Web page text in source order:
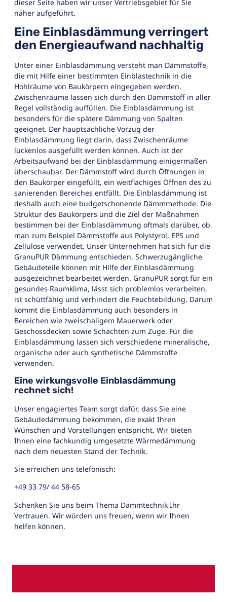
dieser Seite haben wir unser Vertriebsgebiet für Sie
näher aufgeführt.
Eine Einblasdämmung verringert
den Energieaufwand nachhaltig
Unter einer Einblasdämmung versteht man Dämmstoffe,
die mit Hilfe einer bestimmten Einblastechnik in die
Hohlräume von Baukörpern eingegeben werden.
Zwischenräume lassen sich durch den Dämmstoff in aller
Regel vollständig auffüllen. Die Einblasdämmung ist
besonders für die spätere Dämmung von Spalten
geeignet. Der hauptsächliche Vorzug der
Einblasdämmung liegt darin, dass Zwischenräume
lückenlos ausgefüllt werden können. Auch ist der
Arbeitsaufwand bei der Einblasdämmung einigermaßen
überschaubar. Der Dämmstoff wird durch Öffnungen in
den Baukörper eingefüllt, ein weitflächiges Öffnen des zu
sanierenden Bereiches entfällt. Die Einblasdämmung ist
deshalb auch eine budgetschonende Dämmmethode. Die
Struktur des Baukörpers und die Ziel der Maßnahmen
bestimmen bei der Einblasdämmung oftmals darüber, ob
man zum Beispiel Dämmstoffe aus Polystyrol, EPS und
Zellulose verwendet. Unser Unternehmen hat sich für die
GranuPUR Dämmung entschieden. Schwerzugängliche
Gebäudeteile können mit Hilfe der Einblasdämmung
ausgezeichnet bearbeitet werden. GranuPUR sorgt für ein
gesundes Raumklima, lässt sich problemlos verarbeiten,
ist schüttfähig und verhindert die Feuchtebildung. Darum
kommt die Einblasdämmung auch besonders in
Bereichen wie zweischaligem Mauerwerk oder
Geschossdecken sowie Schächten zum Zuge. Für die
Einblasdämmung lassen sich verschiedene mineralische,
organische oder auch synthetische Dämmstoffe
verwenden.
Eine wirkungsvolle Einblasdämmung
rechnet sich!
Unser engagiertes Team sorgt dafür, dass Sie eine
Gebäudedämmung bekommen, die exakt Ihren
Wünschen und Vorstellungen entspricht. Wir bieten
Ihnen eine fachkundig umgesetzte Wärmedämmung
nach dem neuesten Stand der Technik.
Sie erreichen uns telefonisch:
+49 33 79/ 44 58-65
Schenken Sie uns beim Thema Dämmtechnik Ihr
Vertrauen. Wir würden uns freuen, wenn wir Ihnen
helfen können.